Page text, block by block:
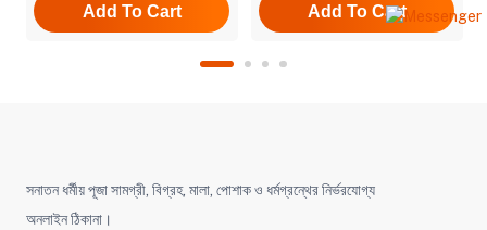
Add To Cart Add To Cart
সনাতন ধর্মীয় পূজা সামগ্রী, বিগ্রহ, মালা, পোশাক ও ধর্মগ্রন্থের নির্ভরযোগ্য
অনলাইন ঠিকানা।